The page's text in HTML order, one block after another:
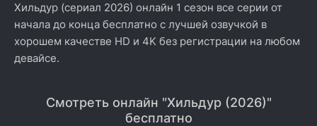
Хильдур (сериал 2026) онлайн 1 сезон все серии от
начала до конца бесплатно с лучшей озвучкой в
хорошем качестве HD и 4K без регистрации на любом
девайсе.
Смотреть онлайн "Хильдур (2026)"
бесплатно